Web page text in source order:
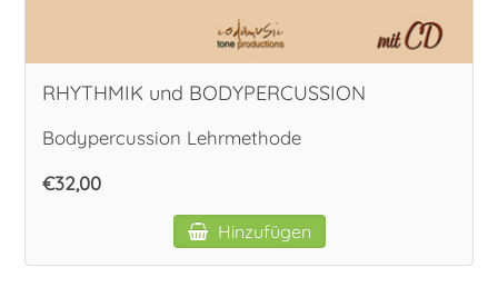
RHYTHMIK und BODYPERCUSSION
Bodypercussion Lehrmethode
€32,00
Hinzufügen